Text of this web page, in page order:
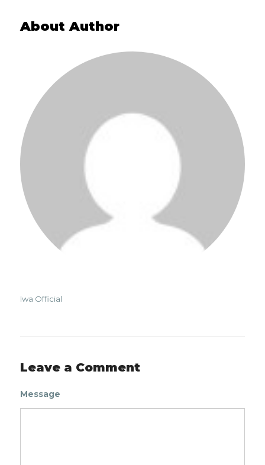
About Author
Iwa Official
Leave a Comment
Message